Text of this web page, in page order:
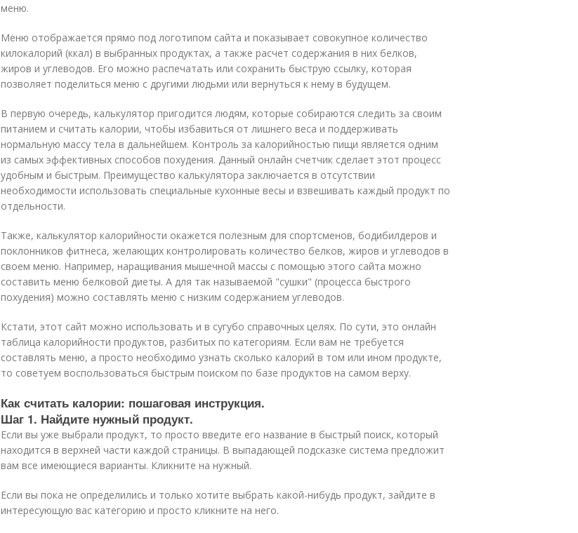
меню.
Меню отображается прямо под логотипом сайта и показывает совокупное количество
килокалорий (ккал) в выбранных продуктах, а также расчет содержания в них белков,
жиров и углеводов. Его можно распечатать или сохранить быструю ссылку, которая
позволяет поделиться меню с другими людьми или вернуться к нему в будущем.
В первую очередь, калькулятор пригодится людям, которые собираются следить за своим
питанием и считать калории, чтобы избавиться от лишнего веса и поддерживать
нормальную массу тела в дальнейшем. Контроль за калорийностью пищи является одним
из самых эффективных способов похудения. Данный онлайн счетчик сделает этот процесс
удобным и быстрым. Преимущество калькулятора заключается в отсутствии
необходимости использовать специальные кухонные весы и взвешивать каждый продукт по
отдельности.
Также, калькулятор калорийности окажется полезным для спортсменов, бодибилдеров и
поклонников фитнеса, желающих контролировать количество белков, жиров и углеводов в
своем меню. Например, наращивания мышечной массы с помощью этого сайта можно
составить меню белковой диеты. А для так называемой "сушки" (процесса быстрого
похудения) можно составлять меню с низким содержанием углеводов.
Кстати, этот сайт можно использовать и в сугубо справочных целях. По сути, это онлайн
таблица калорийности продуктов, разбитых по категориям. Если вам не требуется
составлять меню, а просто необходимо узнать сколько калорий в том или ином продукте,
то советуем воспользоваться быстрым поиском по базе продуктов на самом верху.
Как считать калории: пошаговая инструкция.
Шаг 1. Найдите нужный продукт.
Если вы уже выбрали продукт, то просто введите его название в быстрый поиск, который
находится в верхней части каждой страницы. В выпадающей подсказке система предложит
вам все имеющиеся варианты. Кликните на нужный.
Если вы пока не определились и только хотите выбрать какой-нибудь продукт, зайдите в
интересующую вас категорию и просто кликните на него.